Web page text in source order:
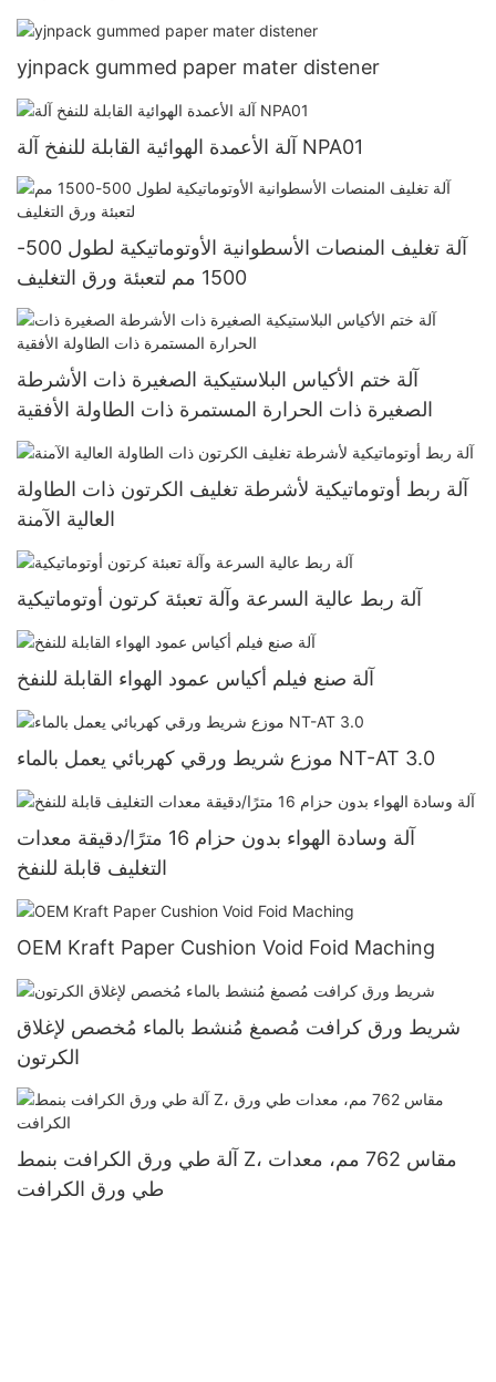
yjnpack gummed paper mater distener
آلة الأعمدة الهوائية القابلة للنفخ آلة NPA01
آلة تغليف المنصات الأسطوانية الأوتوماتيكية لطول 500-
1500 مم لتعبئة ورق التغليف
آلة ختم الأكياس البلاستيكية الصغيرة ذات الأشرطة
الصغيرة ذات الحرارة المستمرة ذات الطاولة الأفقية
آلة ربط أوتوماتيكية لأشرطة تغليف الكرتون ذات الطاولة
العالية الآمنة
آلة ربط عالية السرعة وآلة تعبئة كرتون أوتوماتيكية
آلة صنع فيلم أكياس عمود الهواء القابلة للنفخ
موزع شريط ورقي كهربائي يعمل بالماء NT-AT 3.0
آلة وسادة الهواء بدون حزام 16 مترًا/دقيقة معدات
التغليف قابلة للنفخ
OEM Kraft Paper Cushion Void Foid Maching
شريط ورق كرافت مُصمغ مُنشط بالماء مُخصص لإغلاق
الكرتون
آلة طي ورق الكرافت بنمط Z، مقاس 762 مم، معدات
طي ورق الكرافت